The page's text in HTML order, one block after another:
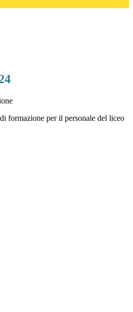
formazione per il personale del liceo